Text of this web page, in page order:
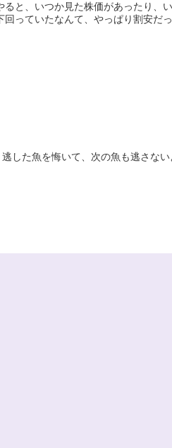
と、いつか見た株価があったり、
っていたなんて、やっぱり割安だっ
逃した魚を悔いて、次の魚も逃さない